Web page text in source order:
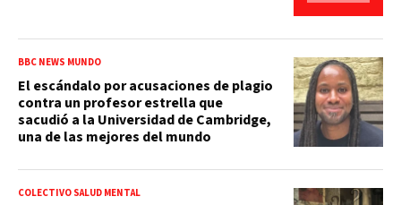
BBC NEWS MUNDO
El escándalo por acusaciones de plagio
contra un profesor estrella que
sacudió a la Universidad de Cambridge,
una de las mejores del mundo
COLECTIVO SALUD MENTAL